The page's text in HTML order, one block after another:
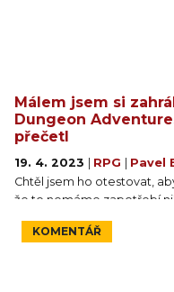
Málem jsem si
Dungeon
přečetl
19. 4. 2023 | RPG | Pavel
Chtěl jsem ho otestovat,
že to nemáme zapotřebí
KOMENTÁŘ